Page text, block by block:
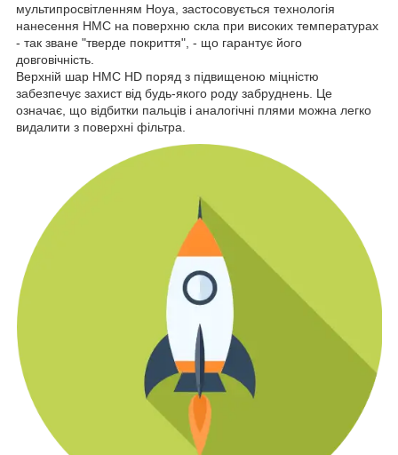
мультипросвітленням Hoya, застосовується технологія
нанесення HMC на поверхню скла при високих температурах
- так зване "тверде покриття", - що гарантує його
довговічність.
Верхній шар HMC HD поряд з підвищеною міцністю
забезпечує захист від будь-якого роду забруднень. Це
означає, що відбитки пальців і аналогічні плями можна легко
видалити з поверхні фільтра.